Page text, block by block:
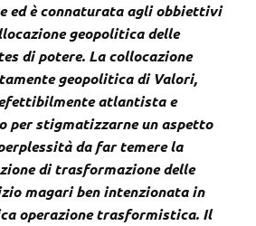
ed è connaturata agli obbiettivi
geopolitica delle
di potere. La collocazione
geopolitica di Valori,
atlantista e
per stigmatizzarne un aspetto
da far temere la
di trasformazione delle
magari ben intenzionata in
operazione trasformistica. Il